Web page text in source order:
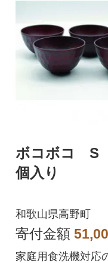
ボコボコ
個入り
和歌山県高野町
寄付金額
家庭用食洗機対応